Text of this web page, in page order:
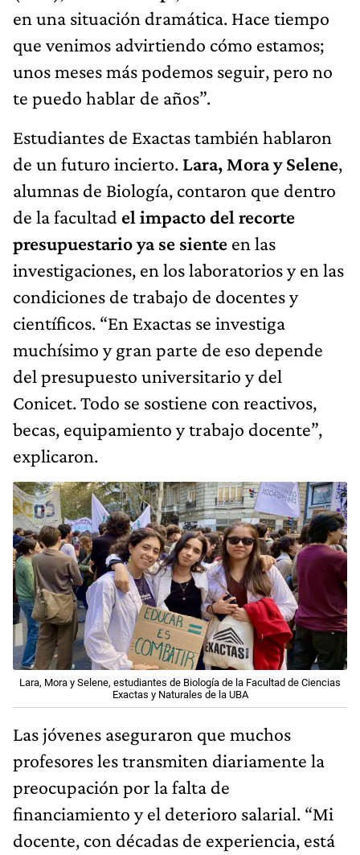
en una situación dramática. Hace tiempo
que venimos advirtiendo cómo estamos;
unos meses más podemos seguir, pero no
te puedo hablar de años”.
Estudiantes de Exactas también hablaron
de un futuro incierto. Lara, Mora y Selene,
alumnas de Biología, contaron que dentro
de la facultad el impacto del recorte
presupuestario ya se siente en las
investigaciones, en los laboratorios y en las
condiciones de trabajo de docentes y
científicos. “En Exactas se investiga
muchísimo y gran parte de eso depende
del presupuesto universitario y del
Conicet. Todo se sostiene con reactivos,
becas, equipamiento y trabajo docente”,
explicaron.
Lara, Mora y Selene, estudiantes de Biología de la Facultad de Ciencias
Exactas y Naturales de la UBA
Las jóvenes aseguraron que muchos
profesores les transmiten diariamente la
preocupación por la falta de
financiamiento y el deterioro salarial. “Mi
docente, con décadas de experiencia, está